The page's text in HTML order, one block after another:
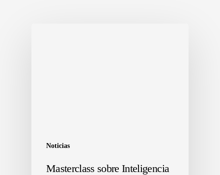
Noticias
Masterclass sobre Inteligencia